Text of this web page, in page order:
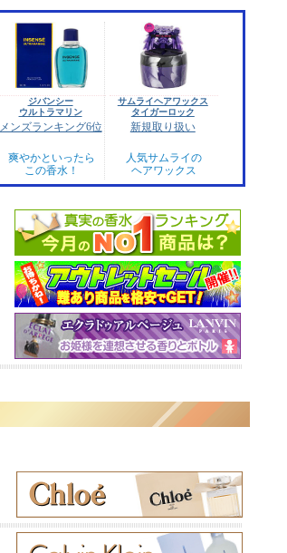
ジバンシー
ウルトラマリン
メンズランキング6位
爽やかといったら
この香水！
サムライヘアワックス
タイガーロック
新規取り扱い
人気サムライの
ヘアワックス